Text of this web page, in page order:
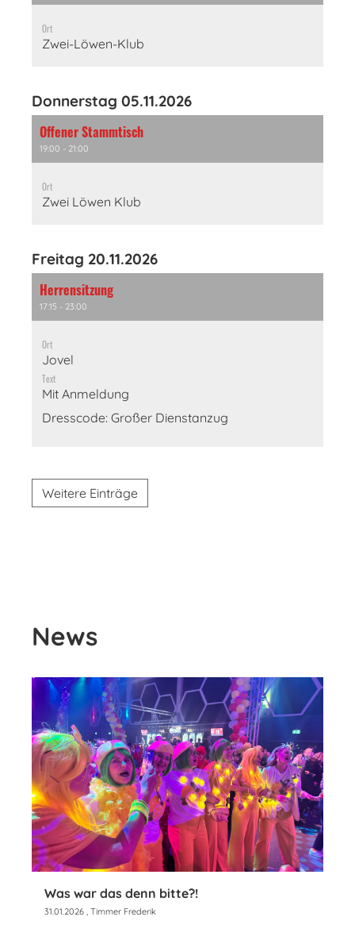
Ort
Zwei-Löwen-Klub
Donnerstag 05.11.2026
Offener Stammtisch
19:00 - 21:00
Ort
Zwei Löwen Klub
Freitag 20.11.2026
Herrensitzung
17:15 - 23:00
Ort
Jovel
Text
Mit Anmeldung
Dresscode: Großer Dienstanzug
Weitere Einträge
News
Was war das denn bitte?!
31.01.2026 , Timmer Frederik